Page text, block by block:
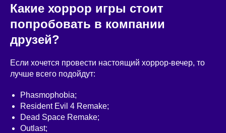
Какие хоррор игры стоит
попробовать в компании
друзей?
Если хочется провести настоящий хоррор-вечер, то
лучше всего подойдут:
Phasmophobia;
Resident Evil 4 Remake;
Dead Space Remake;
Outlast;